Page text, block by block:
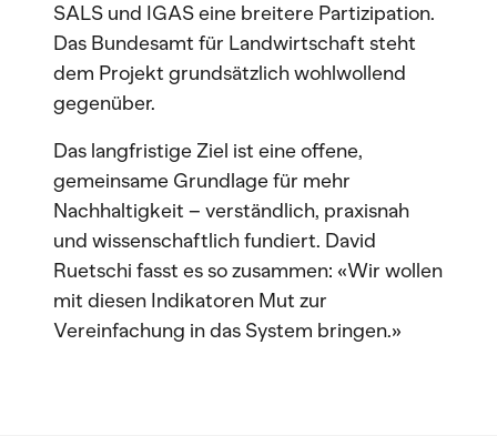
SALS und IGAS eine breitere Partizipation.
Das Bundesamt für Landwirtschaft steht
dem Projekt grundsätzlich wohlwollend
gegenüber.
Das langfristige Ziel ist eine offene,
gemeinsame Grundlage für mehr
Nachhaltigkeit – verständlich, praxisnah
und wissenschaftlich fundiert. David
Ruetschi fasst es so zusammen: «Wir wollen
mit diesen Indikatoren Mut zur
Vereinfachung in das System bringen.»